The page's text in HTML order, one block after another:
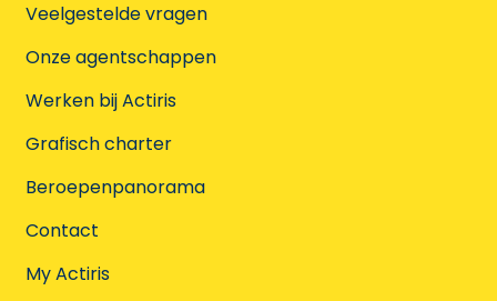
Veelgestelde vragen
Onze agentschappen
Werken bij Actiris
Grafisch charter
Beroepenpanorama
Contact
My Actiris